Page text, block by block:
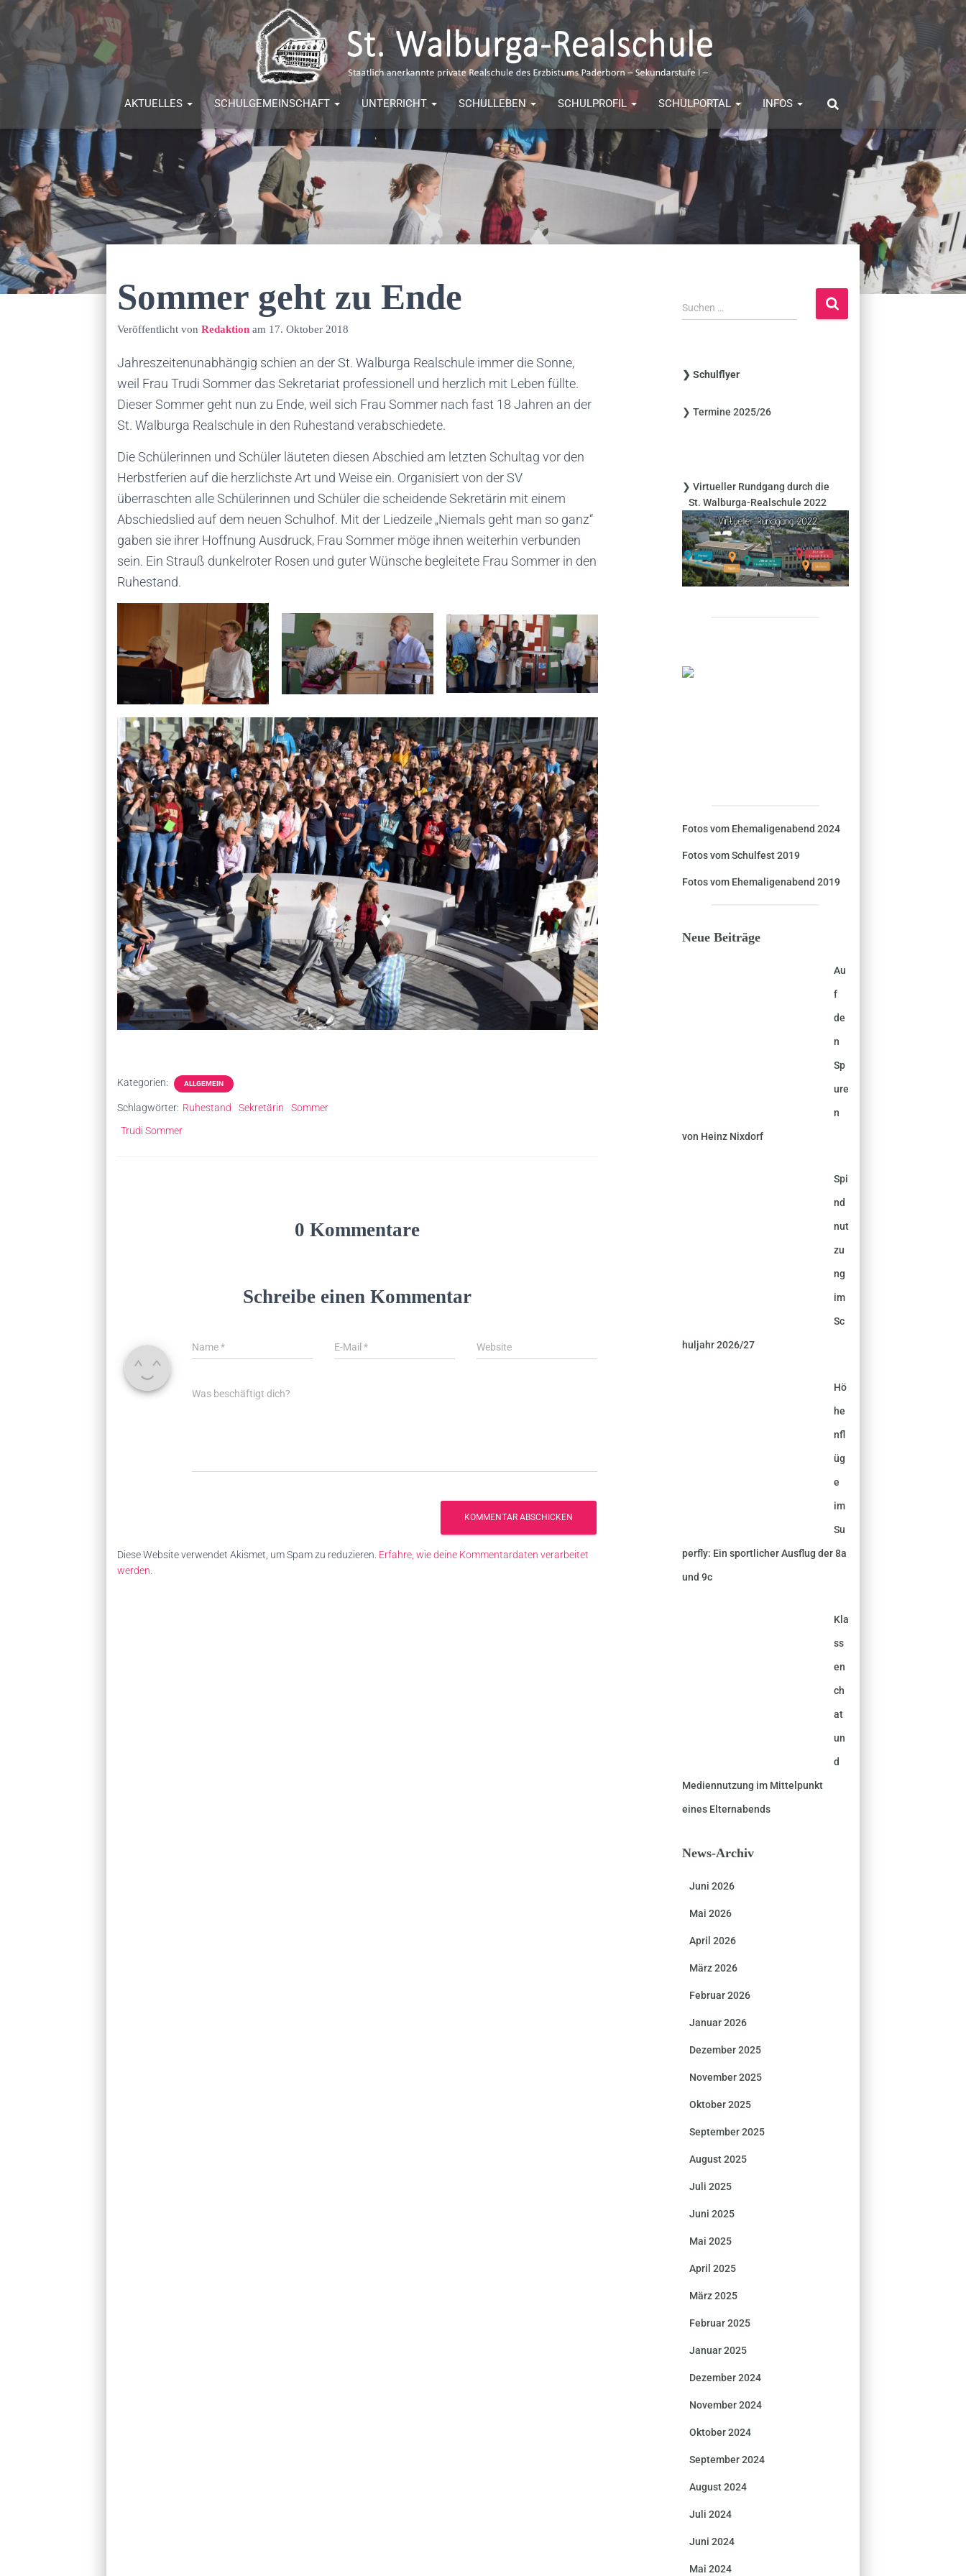
AKTUELLES SCHULGEMEINSCHAFT UNTERRICHT SCHULLEBEN SCHULPROFIL SCHULPORTAL INFOS
Sommer geht zu Ende
Veröffentlicht von Redaktionam 17. Oktober 2018
Jahreszeitenunabhängig schien an der St. Walburga Realschule immer die Sonne,
weil Frau Trudi Sommer das Sekretariat professionell und herzlich mit Leben füllte.
Dieser Sommer geht nun zu Ende, weil sich Frau Sommer nach fast 18 Jahren an der
St. Walburga Realschule in den Ruhestand verabschiedete.
Die Schülerinnen und Schüler läuteten diesen Abschied am letzten Schultag vor den
Herbstferien auf die herzlichste Art und Weise ein. Organisiert von der SV
überraschten alle Schülerinnen und Schüler die scheidende Sekretärin mit einem
Abschiedslied auf dem neuen Schulhof. Mit der Liedzeile „Niemals geht man so ganz“
gaben sie ihrer Hoffnung Ausdruck, Frau Sommer möge ihnen weiterhin verbunden
sein. Ein Strauß dunkelroter Rosen und guter Wünsche begleitete Frau Sommer in den
Ruhestand.
Kategorien: ALLGEMEIN
Schlagwörter: Ruhestand Sekretärin
Sommer
Trudi Sommer
0 Kommentare
Schreibe einen Kommentar
Name* E-Mail* Website
Was beschäftigt dich?
Diese Website verwendet Akismet, um Spam zu reduzieren. Erfahre, wie deine Kommentardaten verarbeitet
werden.
S
u
n
a
Suchen …
❯ Schulflyer
❯ Termine 2025/26
❯ Virtueller Rundgang durch die
St. Walburga-Realschule 2022
Fotos vom Ehemaligenabend 2024
Fotos vom Schulfest 2019
Fotos vom Ehemaligenabend 2019
Neue Beiträge
Au
f
de
n
Sp
ure
n
von Heinz Nixdorf
Spi
nd
nut
zu
ng
im
Sc
huljahr 2026/27
Hö
he
nfl
üg
e
im
Su
perfly: Ein sportlicher Ausflug der 8a
und 9c
Kla
ss
en
ch
at
un
d
Mediennutzung im Mittelpunkt
eines Elternabends
News-Archiv
Juni 2026
Mai 2026
April 2026
März 2026
Februar 2026
Januar 2026
Dezember 2025
November 2025
Oktober 2025
September 2025
August 2025
Juli 2025
Juni 2025
Mai 2025
April 2025
März 2025
Februar 2025
Januar 2025
Dezember 2024
November 2024
Oktober 2024
September 2024
August 2024
Juli 2024
Juni 2024
Mai 2024